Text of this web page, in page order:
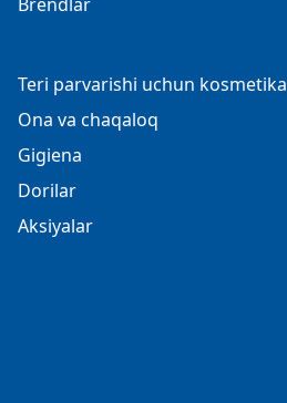
Teri parvarishi uchun kosmetika
Ona va chaqaloq
Gigiena
Dorilar
Aksiyalar